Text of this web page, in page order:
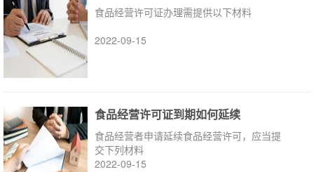
食品经营许可证办理需提供以下材料
2022-09-15
食品经营许可证到期如何延续
食品经营者申请延续食品经营许可，应当提
交下列材料
2022-09-15